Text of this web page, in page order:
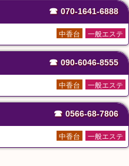
☎ 070-1641-6888
一般エステ
中香台
☎ 090-6046-8555
一般エステ
中香台
☎ 0566-68-7806
一般エステ
中香台